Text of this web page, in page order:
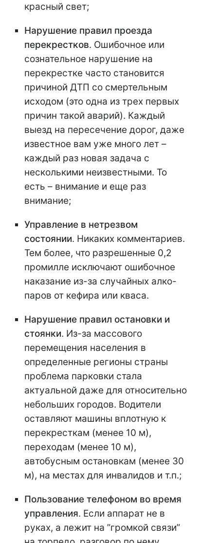
красный свет;
Нарушение правил проезда
перекрестков. Ошибочное или
сознательное нарушение на
перекрестке часто становится
причиной ДТП со смертельным
исходом (это одна из трех первых
причин такой аварий). Каждый
выезд на пересечение дорог, даже
известное вам уже много лет –
каждый раз новая задача с
несколькими неизвестными. То
есть – внимание и еще раз
внимание;
Управление в нетрезвом
состоянии. Никаких комментариев.
Тем более, что разрешенные 0,2
промилле исключают ошибочное
наказание из-за случайных алко-
паров от кефира или кваса.
Нарушение правил остановки и
стоянки. Из-за массового
перемещения населения в
определенные регионы страны
проблема парковки стала
актуальной даже для относительно
небольших городов. Водители
оставляют машины вплотную к
перекресткам (менее 10 м),
переходам (менее 10 м),
автобусным остановкам (менее 30
м), на местах для инвалидов и т.п.;
Пользование телефоном во время
управления. Если аппарат не в
руках, а лежит на ”громкой связи”